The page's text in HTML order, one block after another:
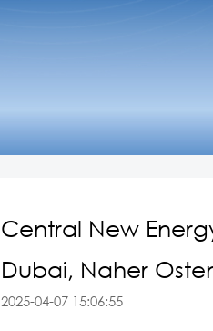
Central New
Dubai, Naher
2025-04-07 15:06:55